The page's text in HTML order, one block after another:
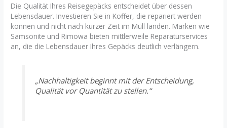
Die Qualität Ihres Reisegepäcks entscheidet über dessen
Lebensdauer. Investieren Sie in Koffer, die repariert werden
können und nicht nach kurzer Zeit im Müll landen. Marken wie
Samsonite und Rimowa bieten mittlerweile Reparaturservices
an, die die Lebensdauer Ihres Gepäcks deutlich verlängern.
„Nachhaltigkeit beginnt mit der Entscheidung,
Qualität vor Quantität zu stellen.“